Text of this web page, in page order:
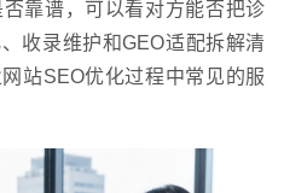
靠谱，可以看对方能否把诊
收录维护和GEO适配拆解清
站SEO优化过程中常见的服